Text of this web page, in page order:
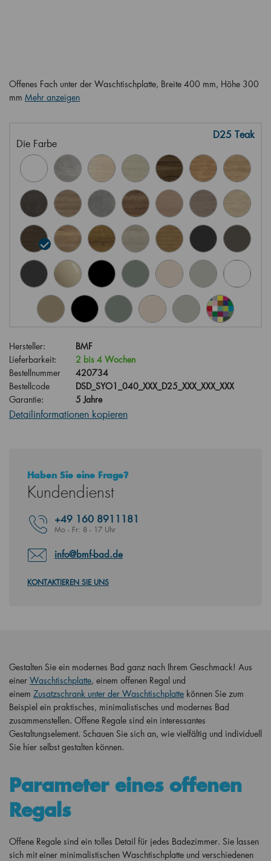
Offenes Fach unter der Waschtischplatte, Breite 400 mm, Höhe 300
mm Mehr anzeigen
Die Farbe
D25 Teak
Hersteller:
BMF
Lieferbarkeit:
2 bis 4 Wochen
Bestellnummer
420734
Bestellcode
DSD_SYO1_040_XXX_D25_XXX_XXX_XXX
Garantie:
5 Jahre
Detailinformationen kopieren
Haben Sie eine Frage?
Kundendienst
+49 160 8911181
Mo - Fr: 8 - 17 Uhr
info@bmf-bad.de
KONTAKTIEREN SIE UNS
Gestalten Sie ein modernes Bad ganz nach Ihrem Geschmack! Aus
einer Waschtischplatte, einem offenen Regal und
einem Zusatzschrank unter der Waschtischplatte können Sie zum
Beispiel ein praktisches, minimalistisches und modernes Bad
zusammenstellen. Offene Regale sind ein interessantes
Gestaltungselement. Schauen Sie sich an, wie vielfältig und individuell
Sie hier selbst gestalten können.
Parameter eines offenen
Regals
Offene Regale sind ein tolles Detail für jedes Badezimmer. Sie lassen
sich mit einer minimalistischen Waschtischplatte und verschiedenen